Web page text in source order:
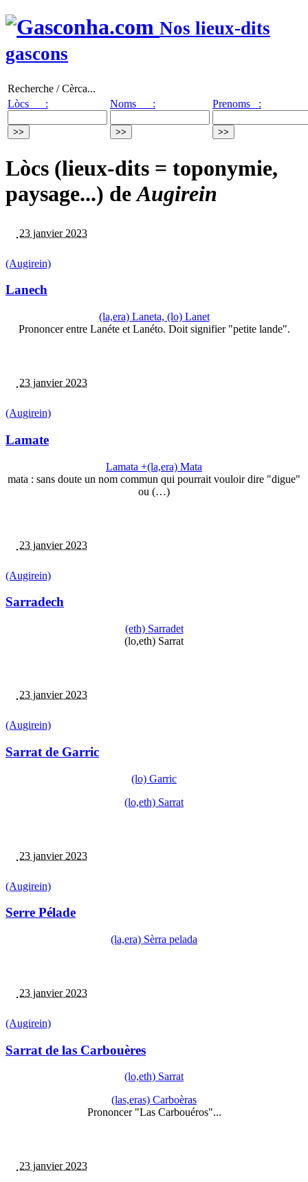
Nos lieux-dits
gascons
Recherche / Cèrca...
Lòcs :
Noms : Prenoms :
Lòcs (lieux-dits = toponymie,
paysage...) deAugirein
23 janvier 2023
(Augirein)
Lanech
(la,era) Laneta, (lo) Lanet
Prononcer entre Lanéte et Lanéto. Doit signifier "petite lande".
23 janvier 2023
(Augirein)
Lamate
Lamata +(la,era) Mata
mata : sans doute un nom commun qui pourrait vouloir dire "digue"
ou (…)
23 janvier 2023
(Augirein)
Sarradech
(eth) Sarradet
(lo,eth) Sarrat
23 janvier 2023
(Augirein)
Sarrat de Garric
(lo) Garric
(lo,eth) Sarrat
23 janvier 2023
(Augirein)
Serre Pélade
(la,era) Sèrra pelada
23 janvier 2023
(Augirein)
Sarrat de las Carbouères
(lo,eth) Sarrat
(las,eras) Carboèras
Prononcer "Las Carbouéros"...
23 janvier 2023